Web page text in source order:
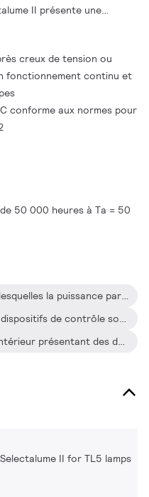
II présente une
applicables. La
à être utilisée avec des
que des spots, des
couramment utilisés
l'industrie, l'hôtellerie et la
applications caractérisées
avec une activité
creux de tension ou
fonctionnement continu et
conforme aux normes pour
50 000 heures à Ta = 50
Idéal pour les applications pour lesquelles la puissance par mètre carré ou les frais de fonctionnement doivent être réduits
Applications dans lesquelles des dispositifs de contrôle sont installés avec activité de commutation allumage/extinction occasionnelle (par ex. dans des endroits où la commutation du secteur est commandée par des détecteurs de mouvement ou de lumière)
Applications professionnelles d'intérieur présentant des durées de fonctionnement importantes telles que les immeubles de bureaux, les centres d'appels, les classes, les hôtels, les grands magasins, les commerces, les supermarchés, les magasins de proximité et les locaux industriels (ex. : couloirs et systèmes de réglettes à faible hauteur) ainsi que les parkings urbains
II for TL5 lamps